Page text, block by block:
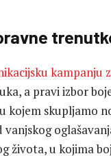
kampanju
a pravi izbor
skupljamo
života, u kojima